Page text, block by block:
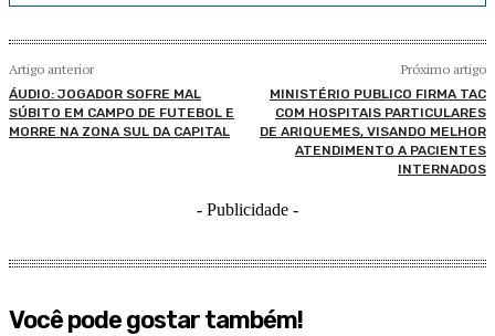
Artigo anterior
ÁUDIO: JOGADOR SOFRE MAL
SÚBITO EM CAMPO DE FUTEBOL E
MORRE NA ZONA SUL DA CAPITAL
Próximo artigo
MINISTÉRIO PUBLICO FIRMA TAC
COM HOSPITAIS PARTICULARES
DE ARIQUEMES, VISANDO MELHOR
ATENDIMENTO A PACIENTES
INTERNADOS
- Publicidade -
Você pode gostar também!